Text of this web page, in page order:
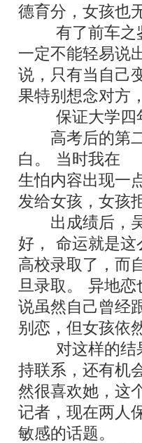
德育分，女孩也
有了前车之
一定不能轻易说
说，只有当自己
果特别想念对方
保证大学四
高考后的第二
白。
当时我在
生怕内容出现一
发给女孩，女孩
出成绩后，吴
好，
命运就是这
高校录取了，而
旦录取。
异地恋
说虽然自己曾经
别恋，但女孩依
对这样的结
持联系，还有机
然很喜欢她，这
记者，现在两人
敏感的话题。